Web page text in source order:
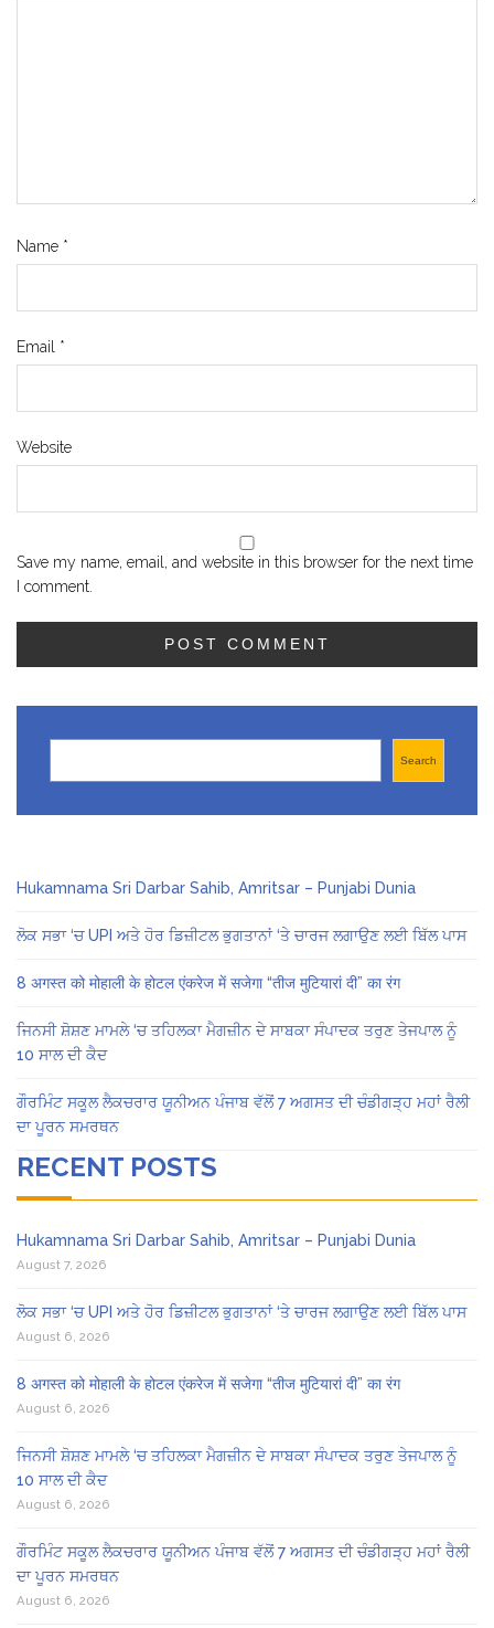
Name *
Email *
Website
Save my name, email, and website in this browser for the next time
I comment.
Search
Hukamnama Sri Darbar Sahib, Amritsar – Punjabi Dunia
ਲੋਕ ਸਭਾ ‘ਚ UPI ਅਤੇ ਹੋਰ ਡਿਜ਼ੀਟਲ ਭੁਗਤਾਨਾਂ ‘ਤੇ ਚਾਰਜ ਲਗਾਉਣ ਲਈ ਬਿੱਲ ਪਾਸ
8 अगस्त को मोहाली के होटल एंकरेज में सजेगा “तीज मुटियारां दी” का रंग
ਜਿਨਸੀ ਸ਼ੋਸ਼ਣ ਮਾਮਲੇ ‘ਚ ਤਹਿਲਕਾ ਮੈਗਜ਼ੀਨ ਦੇ ਸਾਬਕਾ ਸੰਪਾਦਕ ਤਰੁਣ ਤੇਜਪਾਲ ਨੂੰ
10 ਸਾਲ ਦੀ ਕੈਦ
ਗੌਰਮਿੰਟ ਸਕੂਲ ਲੈਕਚਰਾਰ ਯੂਨੀਅਨ ਪੰਜਾਬ ਵੱਲੋਂ 7 ਅਗਸਤ ਦੀ ਚੰਡੀਗੜ੍ਹ ਮਹਾਂ ਰੈਲੀ
ਦਾ ਪੂਰਨ ਸਮਰਥਨ
RECENT POSTS
Hukamnama Sri Darbar Sahib, Amritsar – Punjabi Dunia
August 7, 2026
ਲੋਕ ਸਭਾ ‘ਚ UPI ਅਤੇ ਹੋਰ ਡਿਜ਼ੀਟਲ ਭੁਗਤਾਨਾਂ ‘ਤੇ ਚਾਰਜ ਲਗਾਉਣ ਲਈ ਬਿੱਲ ਪਾਸ
August 6, 2026
8 अगस्त को मोहाली के होटल एंकरेज में सजेगा “तीज मुटियारां दी” का रंग
August 6, 2026
ਜਿਨਸੀ ਸ਼ੋਸ਼ਣ ਮਾਮਲੇ ‘ਚ ਤਹਿਲਕਾ ਮੈਗਜ਼ੀਨ ਦੇ ਸਾਬਕਾ ਸੰਪਾਦਕ ਤਰੁਣ ਤੇਜਪਾਲ ਨੂੰ
10 ਸਾਲ ਦੀ ਕੈਦ
August 6, 2026
ਗੌਰਮਿੰਟ ਸਕੂਲ ਲੈਕਚਰਾਰ ਯੂਨੀਅਨ ਪੰਜਾਬ ਵੱਲੋਂ 7 ਅਗਸਤ ਦੀ ਚੰਡੀਗੜ੍ਹ ਮਹਾਂ ਰੈਲੀ
ਦਾ ਪੂਰਨ ਸਮਰਥਨ
August 6, 2026